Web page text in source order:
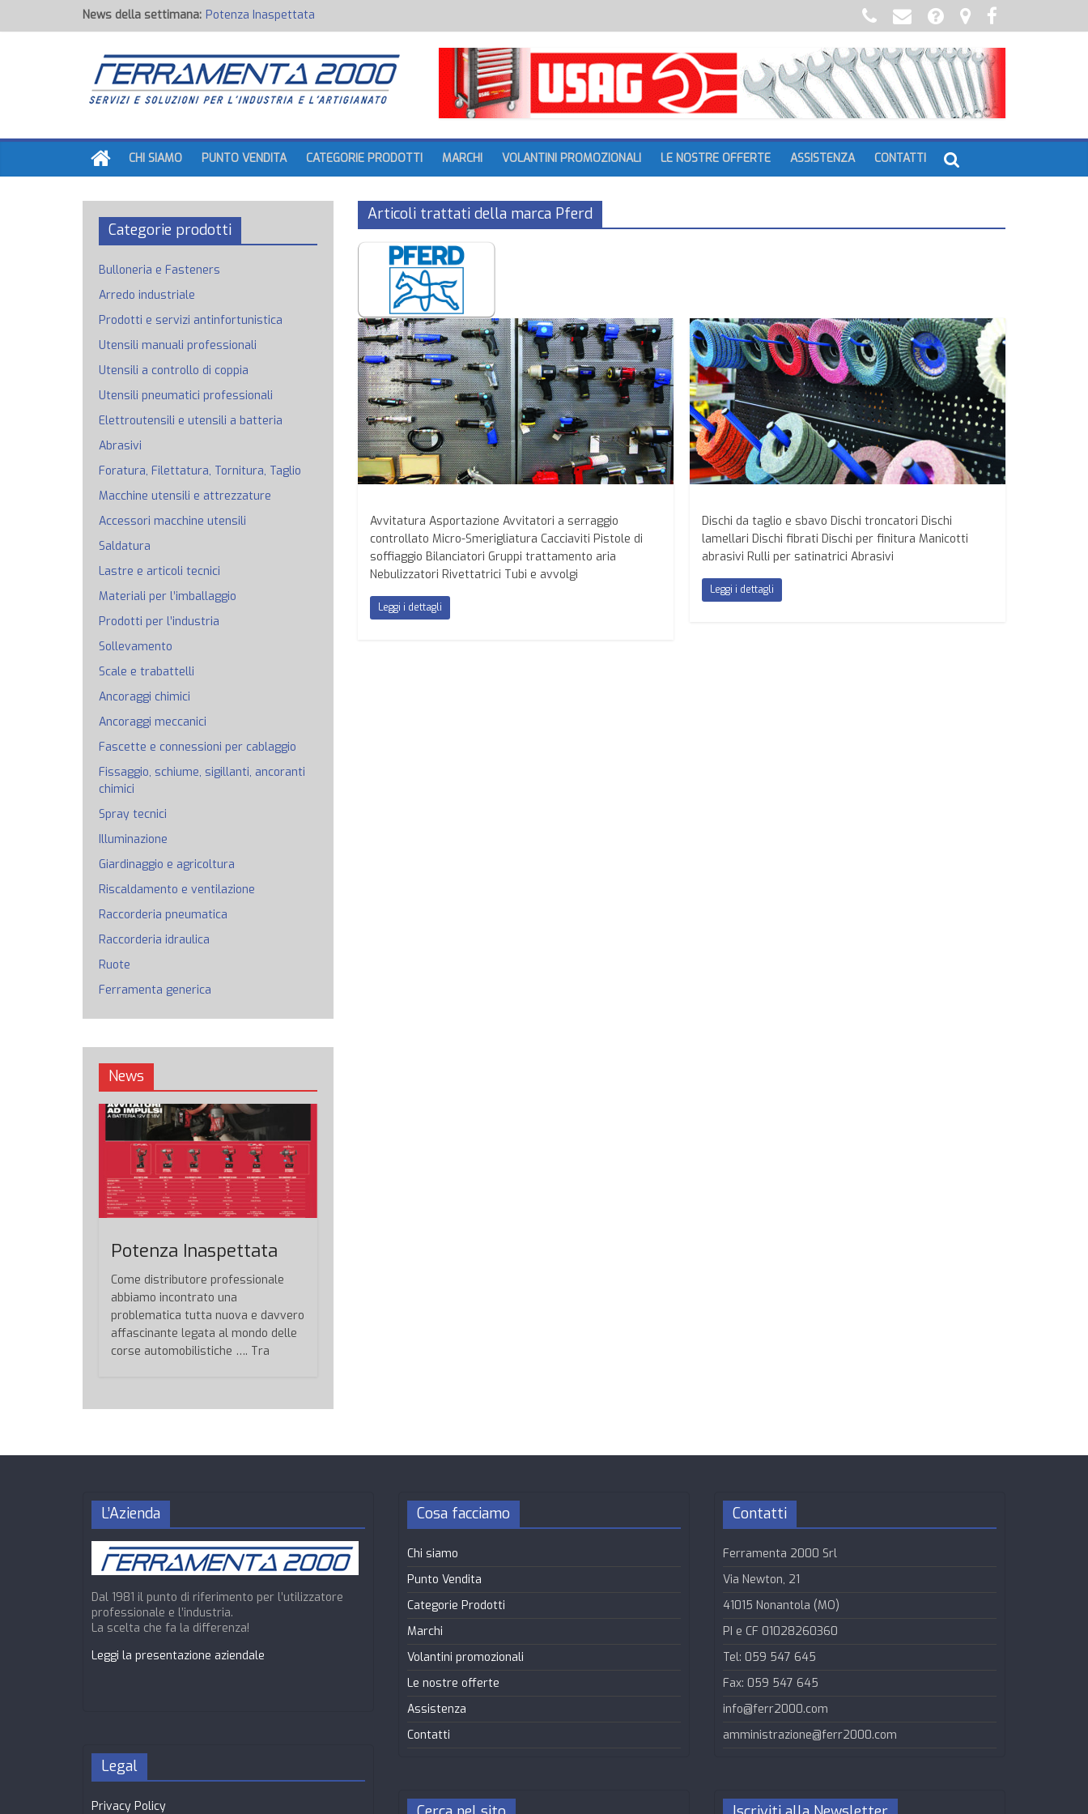
News della settimana: Potenza Inaspettata
Raccorderia pneumatica
Attrezzature professionali a batteria
Ancoraggi chimici
Fondi, Smalti, Stucchi e Idropitture
CHI SIAMO PUNTO VENDITA CATEGORIE PRODOTTI MARCHI VOLANTINI PROMOZIONALI LE NOSTRE OFFERTE ASSISTENZA CONTATTI
Articoli trattati della marca Pferd
Avvitatura Asportazione Avvitatori a serraggio
controllato Micro-Smerigliatura Cacciaviti Pistole di
soffiaggio Bilanciatori Gruppi trattamento aria
Nebulizzatori Rivettatrici Tubi e avvolgi
Leggi i dettagli
Dischi da taglio e sbavo Dischi troncatori Dischi
lamellari Dischi fibrati Dischi per finitura Manicotti
abrasivi Rulli per satinatrici Abrasivi
Leggi i dettagli
Categorie prodotti
Bulloneria e Fasteners
Arredo industriale
Prodotti e servizi antinfortunistica
Utensili manuali professionali
Utensili a controllo di coppia
Utensili pneumatici professionali
Elettroutensili e utensili a batteria
Abrasivi
Foratura, Filettatura, Tornitura, Taglio
Macchine utensili e attrezzature
Accessori macchine utensili
Saldatura
Lastre e articoli tecnici
Materiali per l’imballaggio
Prodotti per l’industria
Sollevamento
Scale e trabattelli
Ancoraggi chimici
Ancoraggi meccanici
Fascette e connessioni per cablaggio
Fissaggio, schiume, sigillanti, ancoranti
chimici
Spray tecnici
Illuminazione
Giardinaggio e agricoltura
Riscaldamento e ventilazione
Raccorderia pneumatica
Raccorderia idraulica
Ruote
Ferramenta generica
News
Potenza Inaspettata
Come distributore professionale
abbiamo incontrato una
problematica tutta nuova e davvero
affascinante legata al mondo delle
corse automobilistiche …. Tra
L’Azienda
Dal 1981 il punto di riferimento per l’utilizzatore
professionale e l’industria.
La scelta che fa la differenza!
Leggi la presentazione aziendale
Legal
Privacy Policy
Cosa facciamo
Chi siamo
Punto Vendita
Categorie Prodotti
Marchi
Volantini promozionali
Le nostre offerte
Assistenza
Contatti
Contatti
Ferramenta 2000 Srl
Via Newton, 21
41015 Nonantola (MO)
PI e CF 01028260360
Tel: 059 547 645
Fax: 059 547 645
info@ferr2000.com
amministrazione@ferr2000.com